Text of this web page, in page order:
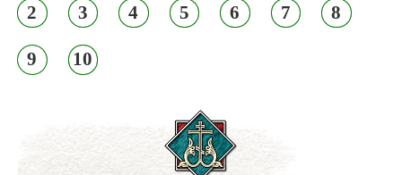
2 3 4 5 6 7 8
9 10